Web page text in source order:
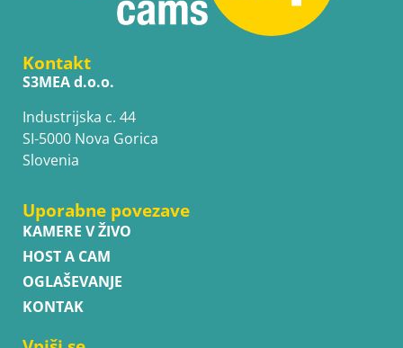
Kontakt
S3MEA d.o.o.
Industrijska c. 44
SI-5000 Nova Gorica
Slovenia
Uporabne povezave
KAMERE V ŽIVO
HOST A CAM
OGLAŠEVANJE
KONTAK